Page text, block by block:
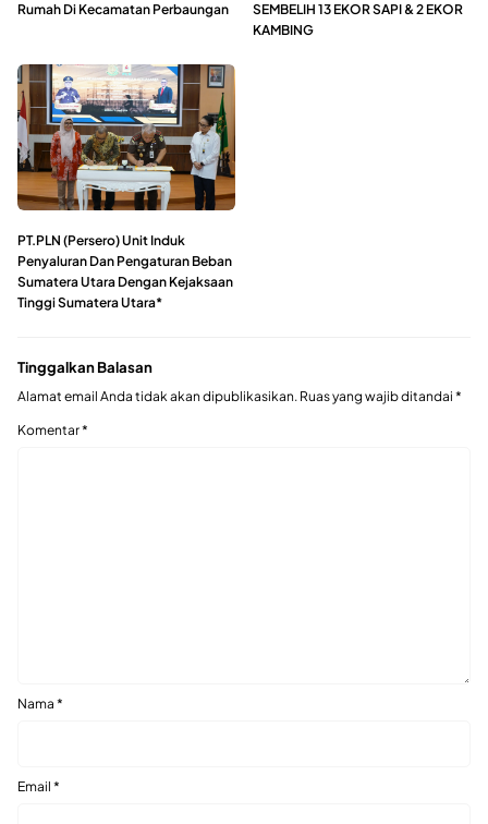
Rumah Di Kecamatan Perbaungan
SEMBELIH 13 EKOR SAPI & 2 EKOR
KAMBING
PT.PLN (Persero) Unit Induk
Penyaluran Dan Pengaturan Beban
Sumatera Utara Dengan Kejaksaan
Tinggi Sumatera Utara*
Tinggalkan Balasan
Alamat email Anda tidak akan dipublikasikan. Ruas yang wajib ditandai *
Komentar*
Nama *
Email *